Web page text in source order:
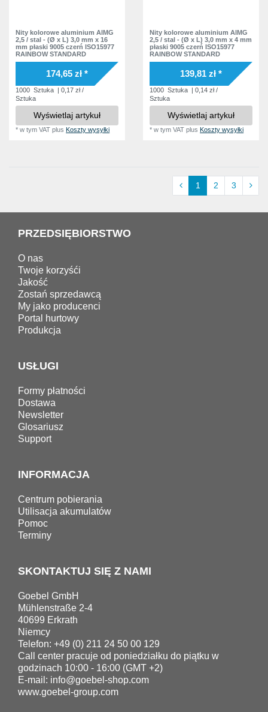
Nity kolorowe aluminium AlMG
2,5 / stal - (Ø x L) 3,0 mm x 16
mm płaski 9005 czerń ISO15977
RAINBOW STANDARD
174,65 zł *
1000 Sztuka | 0,17 zł /
Sztuka
Wyświetlaj artykuł
*w tym VAT plusKoszty wysyłki
Nity kolorowe aluminium AlMG
2,5 / stal - (Ø x L) 3,0 mm x 4 mm
płaski 9005 czerń ISO15977
RAINBOW STANDARD
139,81 zł *
1000 Sztuka | 0,14 zł /
Sztuka
Wyświetlaj artykuł
*w tym VAT plusKoszty wysyłki
1 2 3
PRZEDSIĘBIORSTWO
O nas
Twoje korzyśći
Jakość
Zostań sprzedawcą
My jako producenci
Portal hurtowy
Produkcja
USŁUGI
Formy płatności
Dostawa
Newsletter
Glosariusz
Support
INFORMACJA
Centrum pobierania
Utilisacja akumulatów
Pomoc
Terminy
SKONTAKTUJ SIĘ Z NAMI
Goebel GmbH
Mühlenstraße 2-4
40699 Erkrath
Niemcy
Telefon: +49 (0) 211 24 50 00 129
Call center pracuje od poniedziałku do piątku w
godzinach 10:00 - 16:00 (GMT +2)
E-mail: info@goebel-shop.com
www.goebel-group.com